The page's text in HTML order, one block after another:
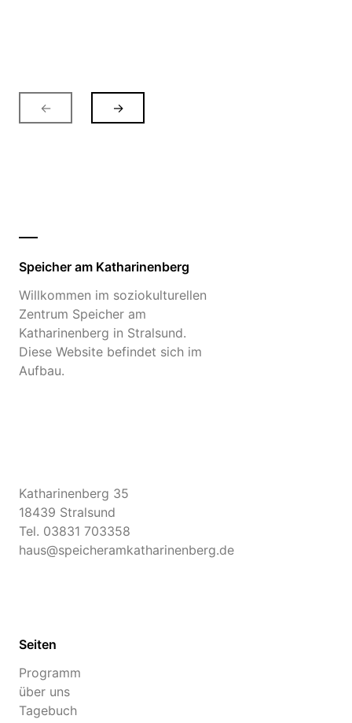
← →
Speicher am Katharinenberg
Willkommen im soziokulturellen
Zentrum Speicher am
Katharinenberg in Stralsund.
Diese Website befindet sich im
Aufbau.
Katharinenberg 35
18439 Stralsund
Tel. 03831 703358
haus@speicheramkatharinenberg.de
Seiten
Programm
über uns
Tagebuch